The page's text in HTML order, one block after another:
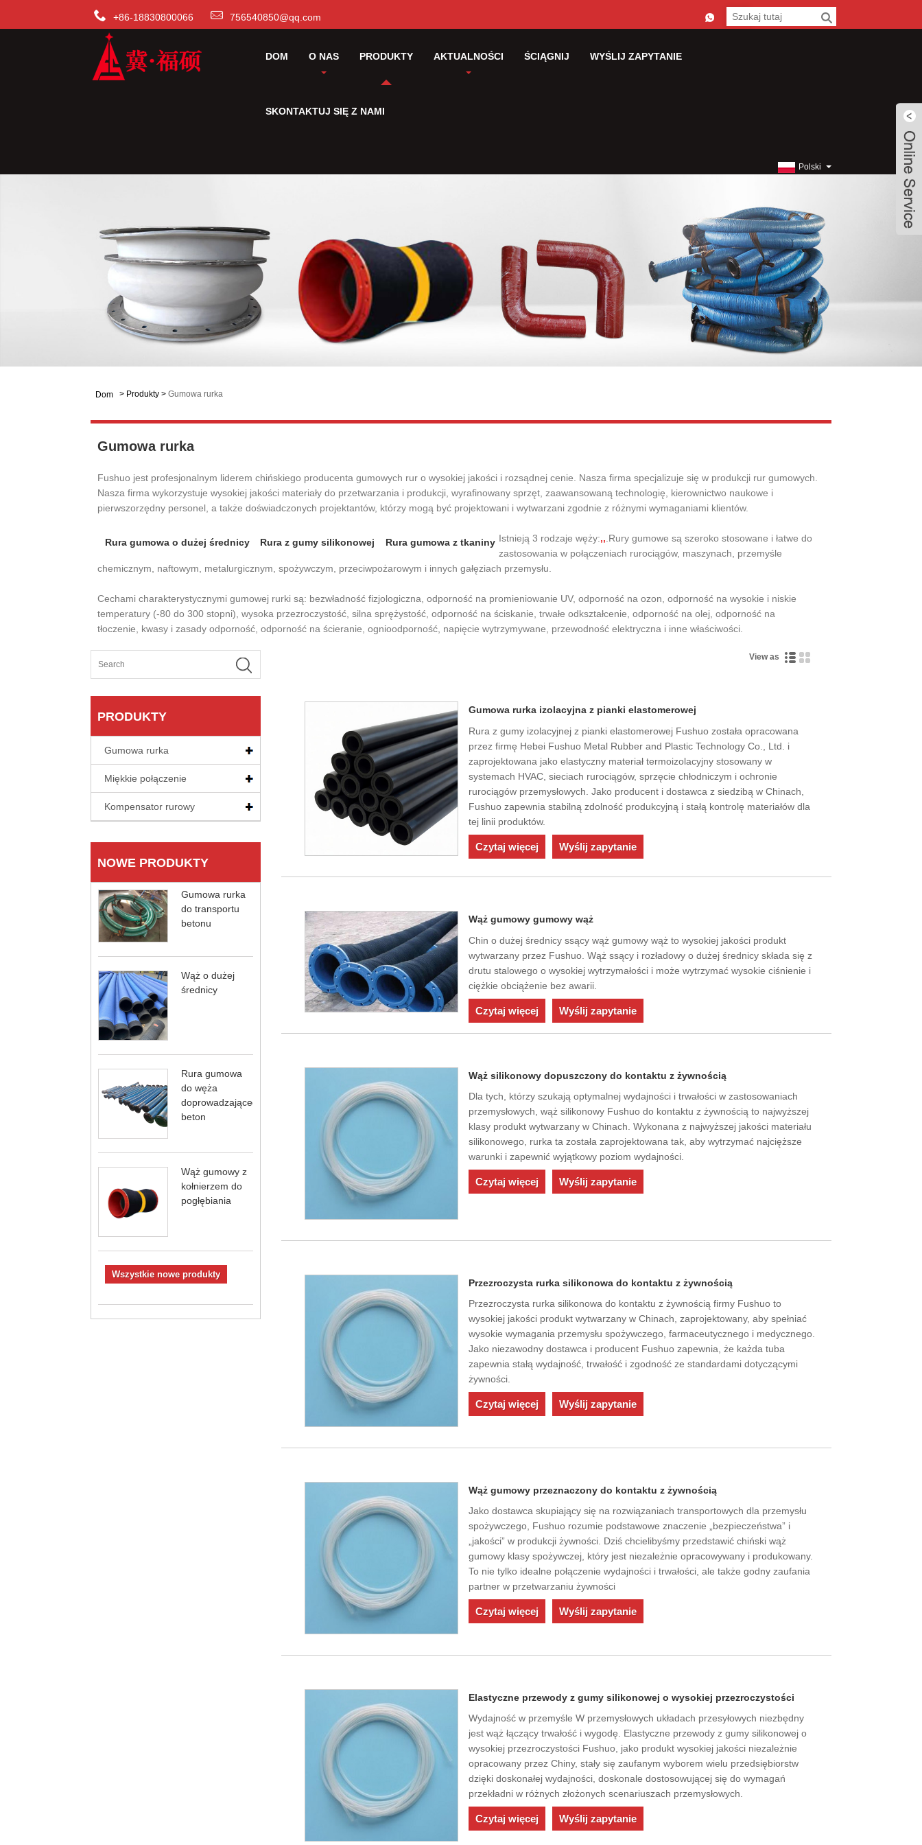
+86-18830800066 756540850@qq.com
DOM O NAS PRODUKTY AKTUALNOŚCI ŚCIĄGNIJ WYŚLIJ ZAPYTANIE
SKONTAKTUJ SIĘ Z NAMI
Polski
Dom > Produkty > Gumowa rurka
Gumowa rurka
Fushuo jest profesjonalnym liderem chińskiego producenta gumowych rur o wysokiej jakości i rozsądnej cenie. Nasza firma specjalizuje się w produkcji rur gumowych.
Nasza firma wykorzystuje wysokiej jakości materiały do ​​przetwarzania i produkcji, wyrafinowany sprzęt, zaawansowaną technologię, kierownictwo naukowe i
pierwszorzędny personel, a także doświadczonych projektantów, którzy mogą być projektowani i wytwarzani zgodnie z różnymi wymaganiami klientów.
Istnieją 3 rodzaje węży:
Rura gumowa o dużej średnicy ,
Rura z gumy silikonowej ,
Rura gumowa z tkaniny
.Rury gumowe są szeroko stosowane i łatwe do
zastosowania w połączeniach rurociągów, maszynach, przemyśle
chemicznym, naftowym, metalurgicznym, spożywczym, przeciwpożarowym i innych gałęziach przemysłu.
Cechami charakterystycznymi gumowej rurki są: bezwładność fizjologiczna, odporność na promieniowanie UV, odporność na ozon, odporność na wysokie i niskie
temperatury (-80 do 300 stopni), wysoka przezroczystość, silna sprężystość, odporność na ściskanie, trwałe odkształcenie, odporność na olej, odporność na
tłoczenie, kwasy i zasady odporność, odporność na ścieranie, ognioodporność, napięcie wytrzymywane, przewodność elektryczna i inne właściwości.
PRODUKTY
Gumowa rurka
Miękkie połączenie
Kompensator rurowy
NOWE PRODUKTY
Gumowa rurka
do transportu
betonu
Wąż o dużej
średnicy
Rura gumowa
do węża
doprowadzającego
beton
Wąż gumowy z
kołnierzem do
pogłębiania
Wszystkie nowe produkty
View as
Gumowa rurka izolacyjna z pianki elastomerowej
Rura z gumy izolacyjnej z pianki elastomerowej Fushuo została opracowana
przez firmę Hebei Fushuo Metal Rubber and Plastic Technology Co., Ltd. i
zaprojektowana jako elastyczny materiał termoizolacyjny stosowany w
systemach HVAC, sieciach rurociągów, sprzęcie chłodniczym i ochronie
rurociągów przemysłowych. Jako producent i dostawca z siedzibą w Chinach,
Fushuo zapewnia stabilną zdolność produkcyjną i stałą kontrolę materiałów dla
tej linii produktów.
Czytaj więcej Wyślij zapytanie
Wąż gumowy gumowy wąż
Chin o dużej średnicy ssący wąż gumowy wąż to wysokiej jakości produkt
wytwarzany przez Fushuo. Wąż ssący i rozładowy o dużej średnicy składa się z
drutu stalowego o wysokiej wytrzymałości i może wytrzymać wysokie ciśnienie i
ciężkie obciążenie bez awarii.
Czytaj więcej Wyślij zapytanie
Wąż silikonowy dopuszczony do kontaktu z żywnością
Dla tych, którzy szukają optymalnej wydajności i trwałości w zastosowaniach
przemysłowych, wąż silikonowy Fushuo do kontaktu z żywnością to najwyższej
klasy produkt wytwarzany w Chinach. Wykonana z najwyższej jakości materiału
silikonowego, rurka ta została zaprojektowana tak, aby wytrzymać najcięższe
warunki i zapewnić wyjątkowy poziom wydajności.
Czytaj więcej Wyślij zapytanie
Przezroczysta rurka silikonowa do kontaktu z żywnością
Przezroczysta rurka silikonowa do kontaktu z żywnością firmy Fushuo to
wysokiej jakości produkt wytwarzany w Chinach, zaprojektowany, aby spełniać
wysokie wymagania przemysłu spożywczego, farmaceutycznego i medycznego.
Jako niezawodny dostawca i producent Fushuo zapewnia, że ​​każda tuba
zapewnia stałą wydajność, trwałość i zgodność ze standardami dotyczącymi
żywności.
Czytaj więcej Wyślij zapytanie
Wąż gumowy przeznaczony do kontaktu z żywnością
Jako dostawca skupiający się na rozwiązaniach transportowych dla przemysłu
spożywczego, Fushuo rozumie podstawowe znaczenie „bezpieczeństwa” i
„jakości” w produkcji żywności. Dziś chcielibyśmy przedstawić chiński wąż
gumowy klasy spożywczej, który jest niezależnie opracowywany i produkowany.
To nie tylko idealne połączenie wydajności i trwałości, ale także godny zaufania
partner w przetwarzaniu żywności
Czytaj więcej Wyślij zapytanie
Elastyczne przewody z gumy silikonowej o wysokiej przezroczystości
Wydajność w przemyśle W przemysłowych układach przesyłowych niezbędny
jest wąż łączący trwałość i wygodę. Elastyczne przewody z gumy silikonowej o
wysokiej przezroczystości Fushuo, jako produkt wysokiej jakości niezależnie
opracowany przez Chiny, stały się zaufanym wyborem wielu przedsiębiorstw
dzięki doskonałej wydajności, doskonale dostosowującej się do wymagań
przekładni w różnych złożonych scenariuszach przemysłowych.
Czytaj więcej Wyślij zapytanie